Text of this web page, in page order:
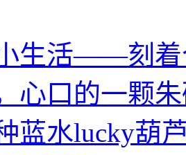
生活——刻着
心口的一颗
蓝水lucky葫